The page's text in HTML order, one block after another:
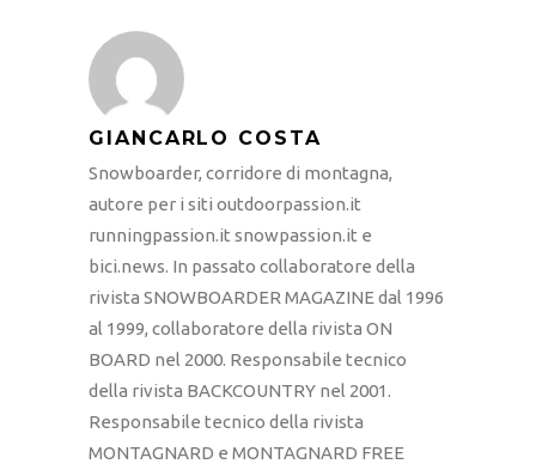
GIANCARLO COSTA
Snowboarder, corridore di montagna,
autore per i siti outdoorpassion.it
runningpassion.it snowpassion.it e
bici.news. In passato collaboratore della
rivista SNOWBOARDER MAGAZINE dal 1996
al 1999, collaboratore della rivista ON
BOARD nel 2000. Responsabile tecnico
della rivista BACKCOUNTRY nel 2001.
Responsabile tecnico della rivista
MONTAGNARD e MONTAGNARD FREE